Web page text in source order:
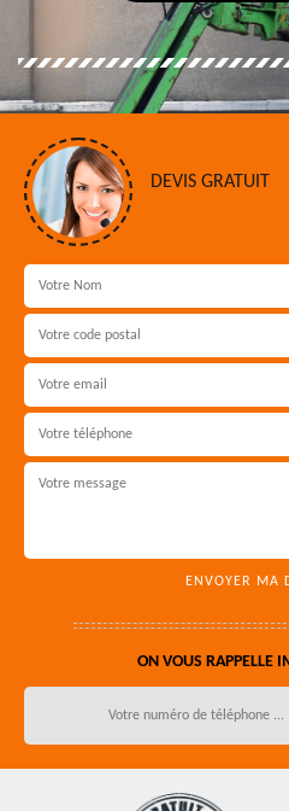
DEVIS GRATUIT
ON VOUS RAPPELLE